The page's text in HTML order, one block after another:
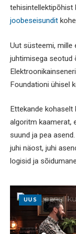
tehisintellektipõhist
joobeseisundit
Uut süsteemi, mille
juhtimisega seotud
Foundationi ühisel
Ettekande
algoritm kaamerat,
suund ja pea
juhi näost, juhi
logisid ja
UUS